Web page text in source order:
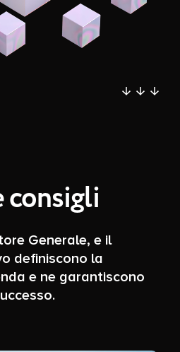
consigli
Generale, e il
definiscono la
e ne garantiscono